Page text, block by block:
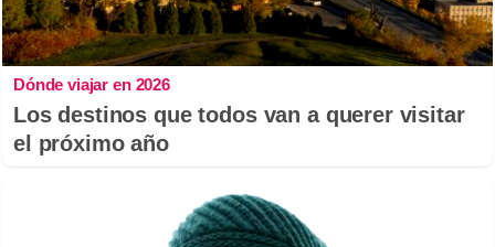
Dónde viajar en 2026
Los destinos que todos van a querer visitar
el próximo año